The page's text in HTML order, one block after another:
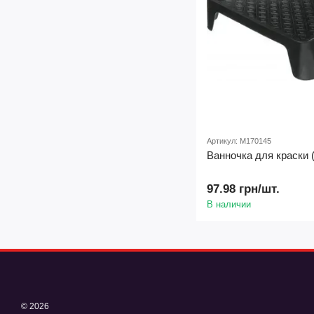
Артикул: M170145
Ванночка для краски
97.98 грн/шт.
В наличии
© 2026